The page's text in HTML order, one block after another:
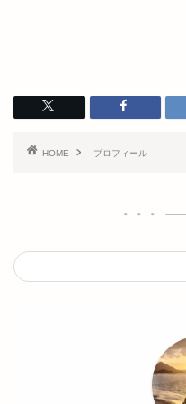
HOME プロフィール